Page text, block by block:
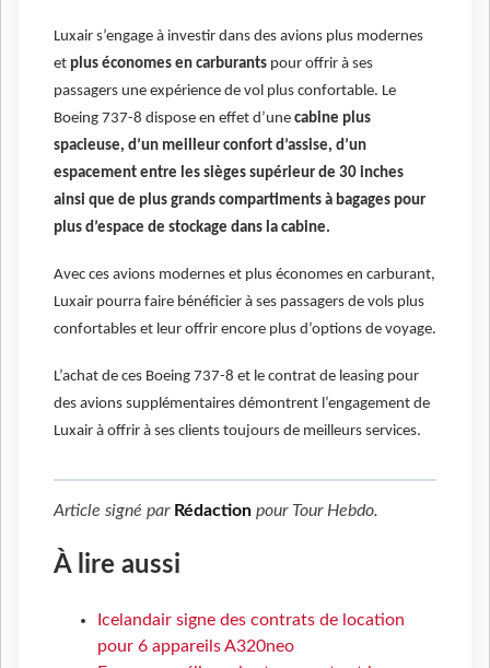
Luxair s’engage à investir dans des avions plus modernes
et plus économes en carburants pour offrir à ses
passagers une expérience de vol plus confortable. Le
Boeing 737-8 dispose en effet d’une cabine plus
spacieuse, d’un meilleur confort d’assise, d’un
espacement entre les sièges supérieur de 30 inches
ainsi que de plus grands compartiments à bagages pour
plus d’espace de stockage dans la cabine.
Avec ces avions modernes et plus économes en carburant,
Luxair pourra faire bénéficier à ses passagers de vols plus
confortables et leur offrir encore plus d’options de voyage.
L’achat de ces Boeing 737-8 et le contrat de leasing pour
des avions supplémentaires démontrent l’engagement de
Luxair à offrir à ses clients toujours de meilleurs services.
Article signé par Rédaction pour Tour Hebdo.
À lire aussi
Icelandair signe des contrats de location
pour 6 appareils A320neo